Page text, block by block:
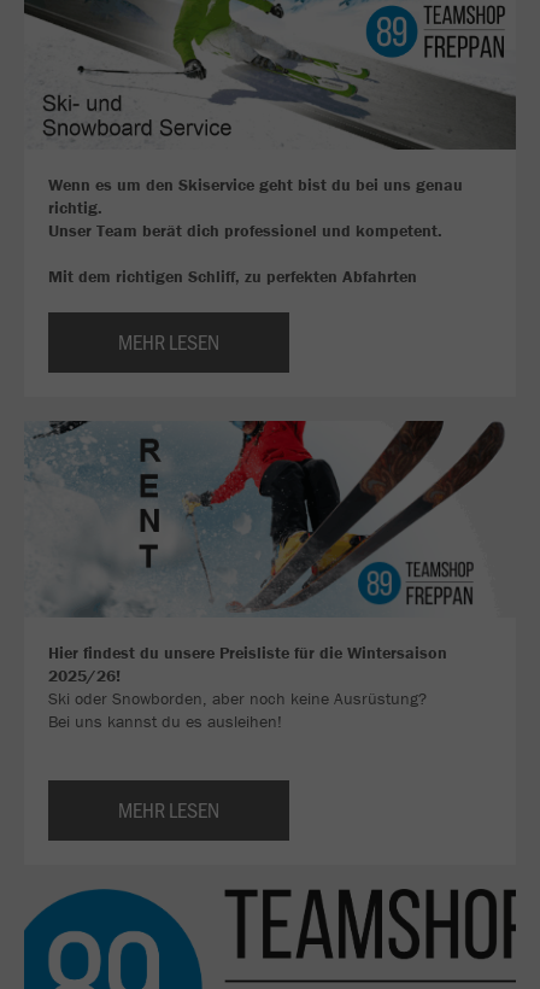
Wenn es um den Skiservice geht bist du bei uns genau
richtig.
Unser Team berät dich professionel und kompetent.
Mit dem richtigen Schliff, zu perfekten Abfahrten
MEHR LESEN
Hier findest du unsere Preisliste für die Wintersaison
2025/26!
Ski oder Snowborden, aber noch keine Ausrüstung?
Bei uns kannst du es ausleihen!
MEHR LESEN